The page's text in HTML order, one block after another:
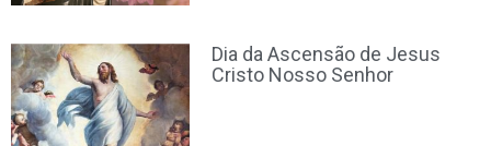
Dia da Ascensão de Jesus
Cristo Nosso Senhor